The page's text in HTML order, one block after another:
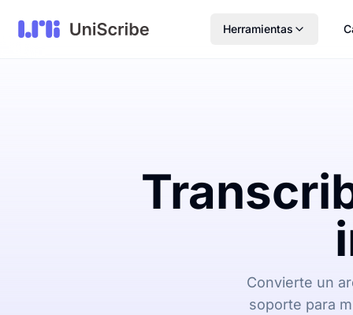
Herramientas
Convierte un
soporte para